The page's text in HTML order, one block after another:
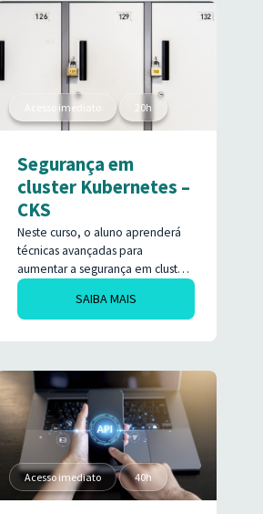
otimização de recursos, este
práticos e teóricos essenciais para
garantir a eficiência e a segurança
dos ambientes AWS, preparando
os alunos para obter a
certificação SysOps Administrator.
Acesso imediato 20h
Segurança em
cluster Kubernetes –
CKS
Neste curso, o aluno aprenderá
técnicas avançadas para
aumentar a segurança em clusters
Kubernetes, configurando
autenticação e autorização,
aplicando benchmarks de
segurança, gerenciando políticas
de contêiner, realizando
auditorias em tempo real e se
preparando para a certificação
Kubernetes Security Specialist
(CKS).
SAIBA MAIS
Acesso imediato 40h